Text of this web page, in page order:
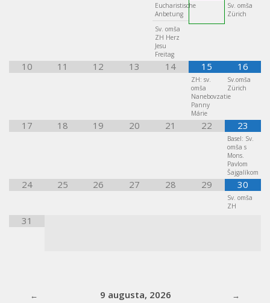
Eucharistische
Anbetung
Sv. omša
ZH Herz
Jesu
Freitag
Sv. omša
Zürich
10 11 12 13 14 15
ZH: sv.
omša
Nanebovzatie
Panny
Márie
16
Sv.omša
Zürich
17 18 19 20 21 22 23
Basel: Sv.
omša s
Mons.
Pavlom
Šajgalíkom
24 25 26 27 28 29 30
Sv. omša
ZH
31
9 augusta, 2026